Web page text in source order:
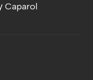
Caparol